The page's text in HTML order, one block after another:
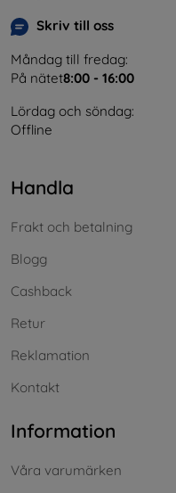
Skriv till oss
Måndag till fredag:
På nätet8:00 - 16:00
Lördag och söndag:
Offline
Handla
Frakt och betalning
Blogg
Cashback
Retur
Reklamation
Kontakt
Information
Våra varumärken